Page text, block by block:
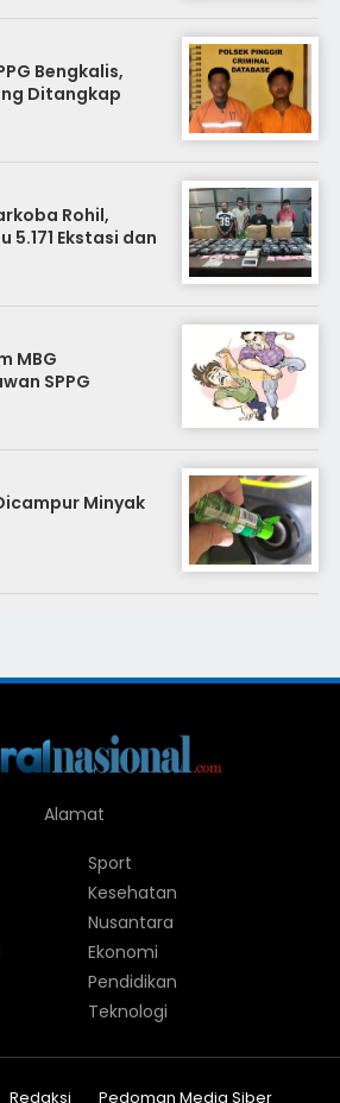
Bengkalis,
Ditangkap
Rohil,
5.171 Ekstasi dan
MBG
SPPG
Minyak
Alamat
Sport
Kesehatan
Nusantara
Ekonomi
Pendidikan
Teknologi
Redaksi Pedoman Media Siber